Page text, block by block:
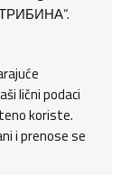
ТРИБИНА“.
lični podaci
koriste.
i prenose se